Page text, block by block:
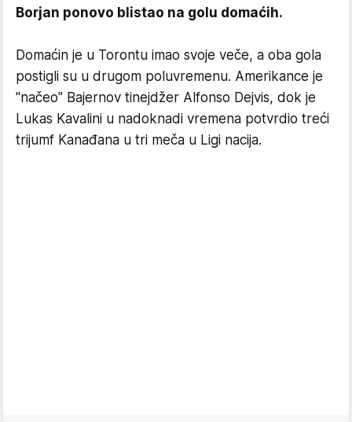
Borjan ponovo blistao na golu domaćih.
Domaćin je u Torontu imao svoje veče, a oba gola
postigli su u drugom poluvremenu. Amerikance je
"načeo" Bajernov tinejdžer Alfonso Dejvis, dok je
Lukas Kavalini u nadoknadi vremena potvrdio treći
trijumf Kanađana u tri meča u Ligi nacija.